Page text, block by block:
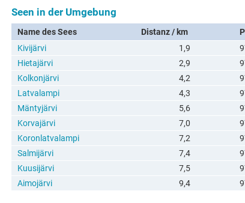
Seen in der Umgebung
Name des Sees Distanz / km
Kivijärvi
1,9
Hietajärvi
2,9
Kolkonjärvi
4,2
Latvalampi
4,3
Mäntyjärvi
5,6
Korvajärvi
7,0
Koronlatvalampi
7,2
Salmijärvi
7,4
Kuusijärvi
7,5
Aimojärvi
9,4